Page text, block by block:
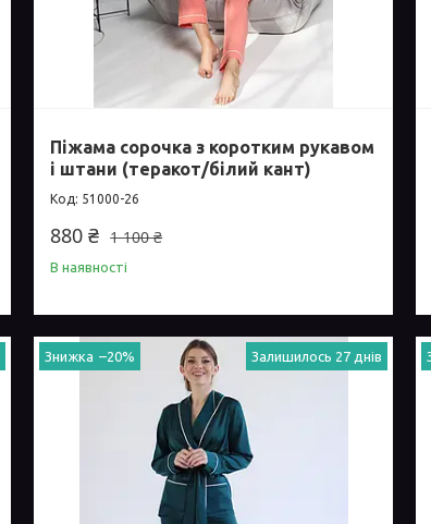
Піжама сорочка з коротким рукавом
і штани (теракот/білий кант)
51000-26
1 100 ₴
880 ₴
В наявності
–20% Залишилось 27 днів